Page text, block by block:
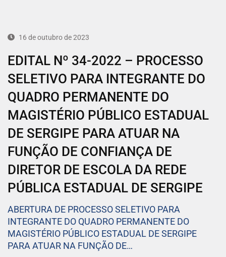
16 de outubro de 2023
EDITAL Nº 34-2022 – PROCESSO
SELETIVO PARA INTEGRANTE DO
QUADRO PERMANENTE DO
MAGISTÉRIO PÚBLICO ESTADUAL
DE SERGIPE PARA ATUAR NA
FUNÇÃO DE CONFIANÇA DE
DIRETOR DE ESCOLA DA REDE
PÚBLICA ESTADUAL DE SERGIPE
ABERTURA DE PROCESSO SELETIVO PARA
INTEGRANTE DO QUADRO PERMANENTE DO
MAGISTÉRIO PÚBLICO ESTADUAL DE SERGIPE
PARA ATUAR NA FUNÇÃO DE…